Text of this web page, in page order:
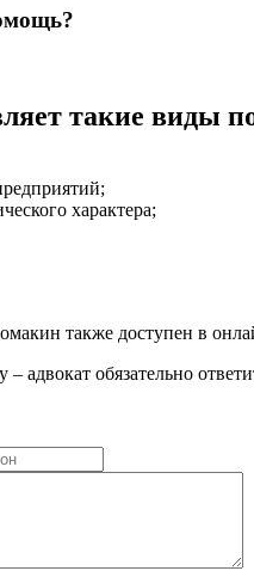
такие виды
;
характера;
также доступен в
обязательно